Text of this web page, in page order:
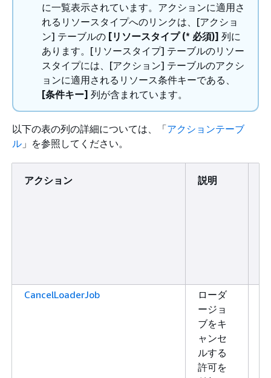
に一覧表示されています。アクションに適用さ
れるリソースタイプへのリンクは、[アクショ
ン] テーブルの [リソースタイプ (* 必須)] 列に
あります。[リソースタイプ] テーブルのリソー
スタイプには、[アクション] テーブルのアクシ
ョンに適用されるリソース条件キーである、
[条件キー] 列が含まれています。
以下の表の列の詳細については、「アクションテーブ
ル 」を参照してください。
アクション 説明
CancelLoaderJob
ローダ
ージョ
ブをキ
ャンセ
ルする
許可を